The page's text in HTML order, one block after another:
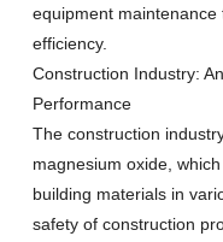
equipment
efficiency.
Construction Industry: An
Performance
The construction
magnesium oxide,
building materials in
safety of construction